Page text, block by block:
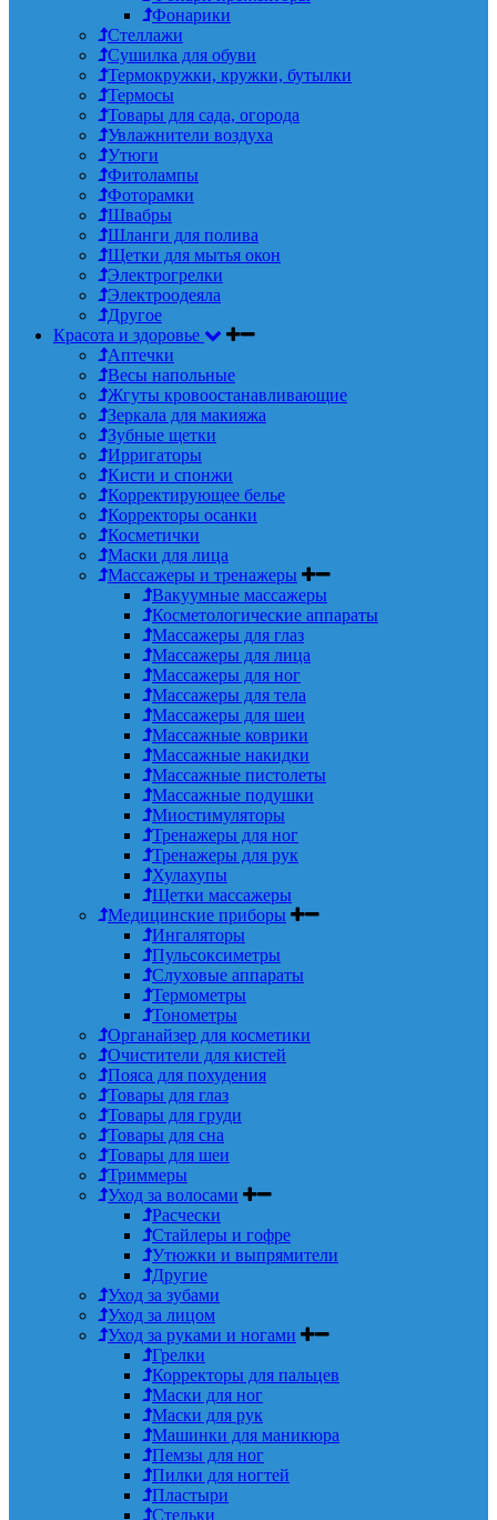
Фонарики
Стеллажи
Сушилка для обуви
Термокружки, кружки, бутылки
Термосы
Товары для сада, огорода
Увлажнители воздуха
Утюги
Фитолампы
Фоторамки
Швабры
Шланги для полива
Щетки для мытья окон
Электрогрелки
Электроодеяла
Другое
Красота и здоровье
Аптечки
Весы напольные
Жгуты кровоостанавливающие
Зеркала для макияжа
Зубные щетки
Ирригаторы
Кисти и спонжи
Корректирующее белье
Корректоры осанки
Косметички
Маски для лица
Массажеры и тренажеры
Вакуумные массажеры
Косметологические аппараты
Массажеры для глаз
Массажеры для лица
Массажеры для ног
Массажеры для тела
Массажеры для шеи
Массажные коврики
Массажные накидки
Массажные пистолеты
Массажные подушки
Миостимуляторы
Тренажеры для ног
Тренажеры для рук
Хулахупы
Щетки массажеры
Медицинские приборы
Ингаляторы
Пульсоксиметры
Слуховые аппараты
Термометры
Тонометры
Органайзер для косметики
Очистители для кистей
Пояса для похудения
Товары для глаз
Товары для груди
Товары для сна
Товары для шеи
Триммеры
Уход за волосами
Расчески
Стайлеры и гофре
Утюжки и выпрямители
Другие
Уход за зубами
Уход за лицом
Уход за руками и ногами
Грелки
Корректоры для пальцев
Маски для ног
Маски для рук
Машинки для маникюра
Пемзы для ног
Пилки для ногтей
Пластыри
Стельки